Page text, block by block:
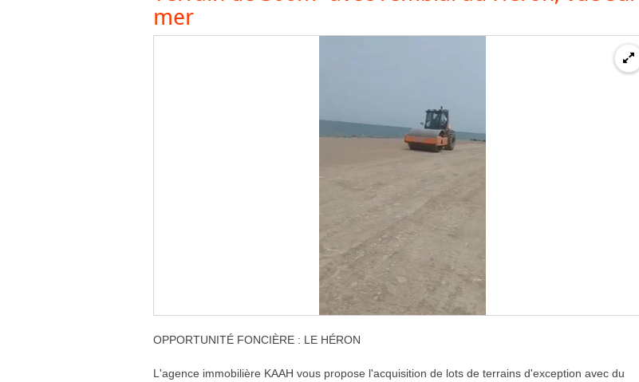
mer
OPPORTUNITÉ FONCIÈRE : LE HÉRON
L'agence immobilière KAAH vous propose l'acquisition de lots de terrains d'exception avec du